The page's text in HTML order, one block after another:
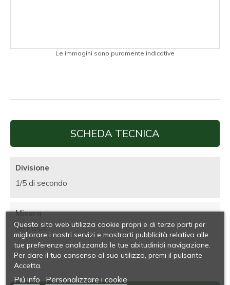
Le immagini sono puramente indicative
SCHEDA TECNICA
Divisione
1/5 di secondo
Misura
30 minuti
Questo sito web utilizza cookie propri e di terze parti per
migliorare i nostri servizi e mostrarti pubblicità relativa alle
tue preferenze analizzando le tue abitudinidi navigazione.
Per dare il tuo consenso al suo utilizzo, premi il pulsante
Accetta.
Piú info Personalizzare i cookie